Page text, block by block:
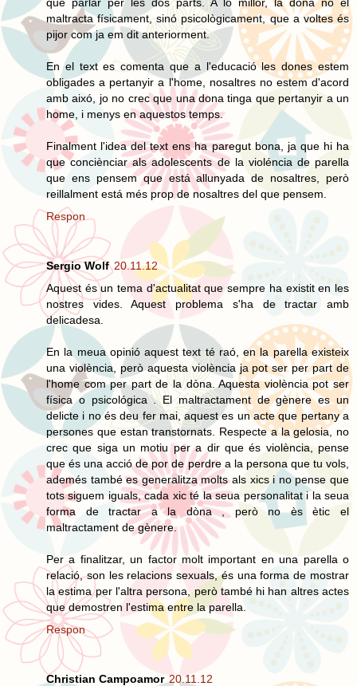
maltracta físicament, sinó psicològicament, que a voltes és
pijor com ja em dit anteriorment.
En el text es comenta que a l'educació les dones estem
obligades a pertanyir a l'home, nosaltres no estem d'acord
amb aixó, jo no crec que una dona tinga que pertanyir a un
home, i menys en aquestos temps.
Finalment l'idea del text ens ha paregut bona, ja que hi ha
que conciènciar als adolescents de la violéncia de parella
que ens pensem que está allunyada de nosaltres, però
reillalment está més prop de nosaltres del que pensem.
Respon
Sergio Wolf 20.11.12
Aquest és un tema d'actualitat que sempre ha existit en les
nostres vides. Aquest problema s'ha de tractar amb
delicadesa.
En la meua opinió aquest text té raó, en la parella existeix
una violència, però aquesta violència ja pot ser per part de
l'home com per part de la dòna. Aquesta violència pot ser
física o psicológica . El maltractament de gènere es un
delicte i no és deu fer mai, aquest es un acte que pertany a
persones que estan transtornats. Respecte a la gelosia, no
crec que siga un motiu per a dir que és violència, pense
que és una acció de por de perdre a la persona que tu vols,
ademés també es generalitza molts als xics i no pense que
tots siguem iguals, cada xic té la seua personalitat i la seua
forma de tractar a la dòna , però no ès ètic el
maltractament de gènere.
Per a finalitzar, un factor molt important en una parella o
relació, son les relacions sexuals, és una forma de mostrar
la estima per l'altra persona, però també hi han altres actes
que demostren l'estima entre la parella.
Respon
Christian Campoamor 20.11.12